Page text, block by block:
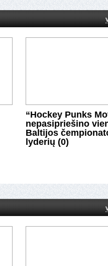
“Hockey Punks
nepasipriešino
Baltijos
lyderių (0)